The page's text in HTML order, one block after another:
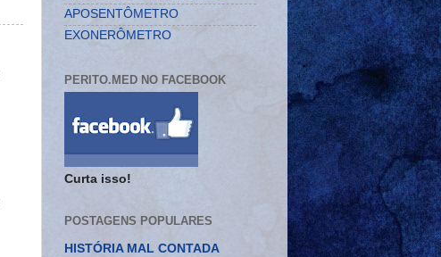
APOSENTÔMETRO
EXONERÔMETRO
PERITO.MED NO FACEBOOK
Curta isso!
POSTAGENS POPULARES
HISTÓRIA MAL CONTADA